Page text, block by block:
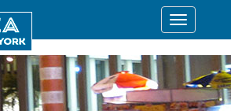
Desplegar